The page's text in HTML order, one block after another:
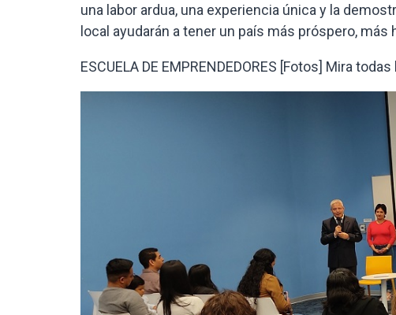
una labor ardua, una experiencia única y la
local ayudarán a tener un país más próspero, más
ESCUELA DE EMPRENDEDORES [Fotos] Mira